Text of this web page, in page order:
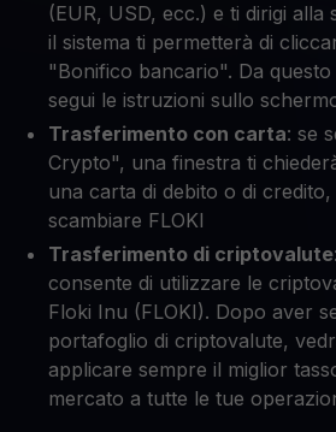
(EUR, USD, ecc.) e ti dirigi alla
il sistema ti permetterà di
"Bonifico bancario". Da
segui le istruzioni sullo
Trasferimento con carta: se
Crypto", una finestra ti
una carta di debito o di
scambiare FLOKI
Trasferimento di criptovalute
consente di utilizzare le
Floki Inu (FLOKI). Dopo aver
portafoglio di criptovalute,
applicare sempre il miglior
mercato a tutte le tue